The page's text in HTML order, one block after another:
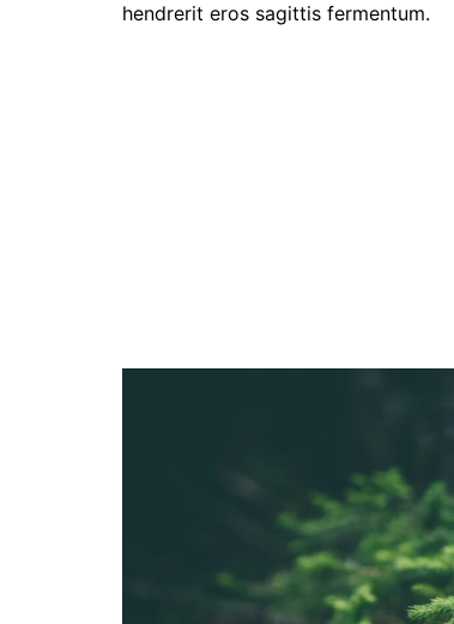
hendrerit eros sagittis fermentum.